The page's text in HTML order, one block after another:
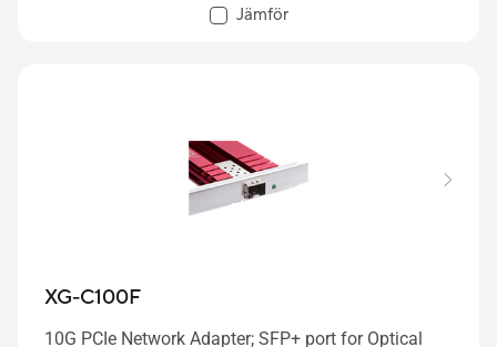
Jämför
XG-C100F
10G PCIe Network Adapter; SFP+ port for Optical